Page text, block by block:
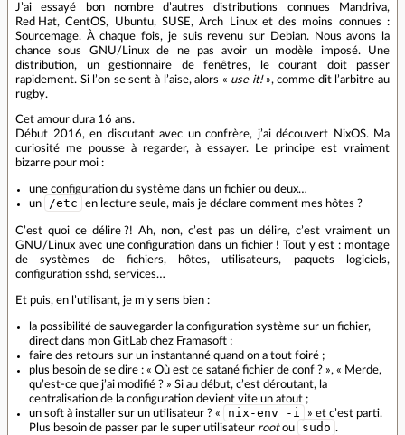
J’ai essayé bon nombre d’autres distributions connues Mandriva,
Red Hat, CentOS, Ubuntu, SUSE, Arch Linux et des moins connues :
Sourcemage. À chaque fois, je suis revenu sur Debian. Nous avons la
chance sous GNU/Linux de ne pas avoir un modèle imposé. Une
distribution, un gestionnaire de fenêtres, le courant doit passer
rapidement. Si l’on se sent à l’aise, alors « use it!», comme dit l’arbitre au
rugby.
Cet amour dura 16 ans.
Début 2016, en discutant avec un confrère, j’ai découvert NixOS. Ma
curiosité me pousse à regarder, à essayer. Le principe est vraiment
bizarre pour moi :
une configuration du système dans un fichier ou deux…
un
/etc en lecture seule, mais je déclare comment mes hôtes ?
C’est quoi ce délire ?! Ah, non, c’est pas un délire, c’est vraiment un
GNU/Linux avec une configuration dans un fichier ! Tout y est : montage
de systèmes de fichiers, hôtes, utilisateurs, paquets logiciels,
configuration sshd, services…
Et puis, en l’utilisant, je m’y sens bien :
la possibilité de sauvegarder la configuration système sur un fichier,
direct dans mon GitLab chez Framasoft ;
faire des retours sur un instantanné quand on a tout foiré ;
plus besoin de se dire : « Où est ce satané fichier de conf ? », « Merde,
qu’est‐ce que j’ai modifié ? » Si au début, c’est déroutant, la
centralisation de la configuration devient vite un atout ;
un soft à installer sur un utilisateur ? «
nix-env -i
» et c’est parti.
Plus besoin de passer par le super utilisateur rootou sudo .